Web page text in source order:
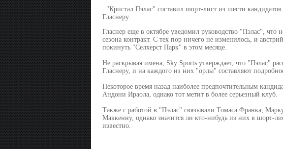
"Кристал Пэлас" составил шорт-лист из шести
Гласнеру.
Гласнер еще в октябре уведомил руководство "Пэлас", что
сезона контракт. С тех пор ничего не изменилось, и
покинуть "Селхерст Парк" в этом месяце.
Не раскрывая имена, Sky Sports утверждает, что "Пэлас"
Гласнеру, и на каждого из них "орлы" составляют
Некоторое время назад наиболее предпочтительным
Андони Ираола, однако тот метит в более серьезный клуб.
Также с работой в "Пэлас" связывали Томаса Франка,
Маккенну, однако значится ли кто-нибудь из них в шорт-
известно.